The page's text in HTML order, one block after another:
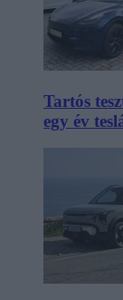
Tartós
egy év